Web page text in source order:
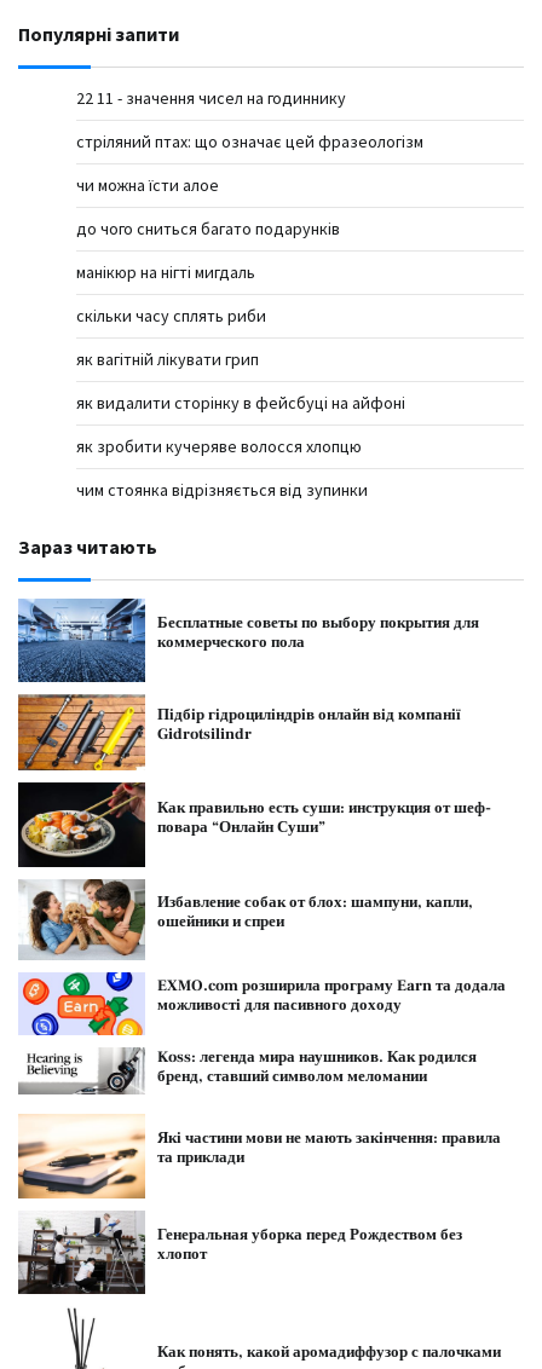
Популярні запити
22 11 - значення чисел на годиннику
стріляний птах: що означає цей фразеологізм
чи можна їсти алое
до чого сниться багато подарунків
манікюр на нігті мигдаль
скільки часу сплять риби
як вагітній лікувати грип
як видалити сторінку в фейсбуці на айфоні
як зробити кучеряве волосся хлопцю
чим стоянка відрізняється від зупинки
Зараз читають
Бесплатные советы по выбору покрытия для
коммерческого пола
Підбір гідроциліндрів онлайн від компанії
Gidrotsilindr
Как правильно есть суши: инструкция от шеф-
повара “Онлайн Суши”
Избавление собак от блох: шампуни, капли,
ошейники и спреи
EXMO.com розширила програму Earn та додала
можливості для пасивного доходу
Koss: легенда мира наушников. Как родился
бренд, ставший символом меломании
Які частини мови не мають закінчення: правила
та приклади
Генеральная уборка перед Рождеством без
хлопот
Как понять, какой аромадиффузор с палочками